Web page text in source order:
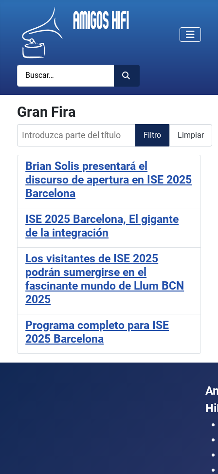
Buscar
Gran Fira
Introduzca parte del título
Filtro Limpiar
Brian Solis presentará el
discurso de apertura en ISE 2025
Barcelona
ISE 2025 Barcelona, El gigante
de la integración
Los visitantes de ISE 2025
podrán sumergirse en el
fascinante mundo de Llum BCN
2025
Programa completo para ISE
2025 Barcelona